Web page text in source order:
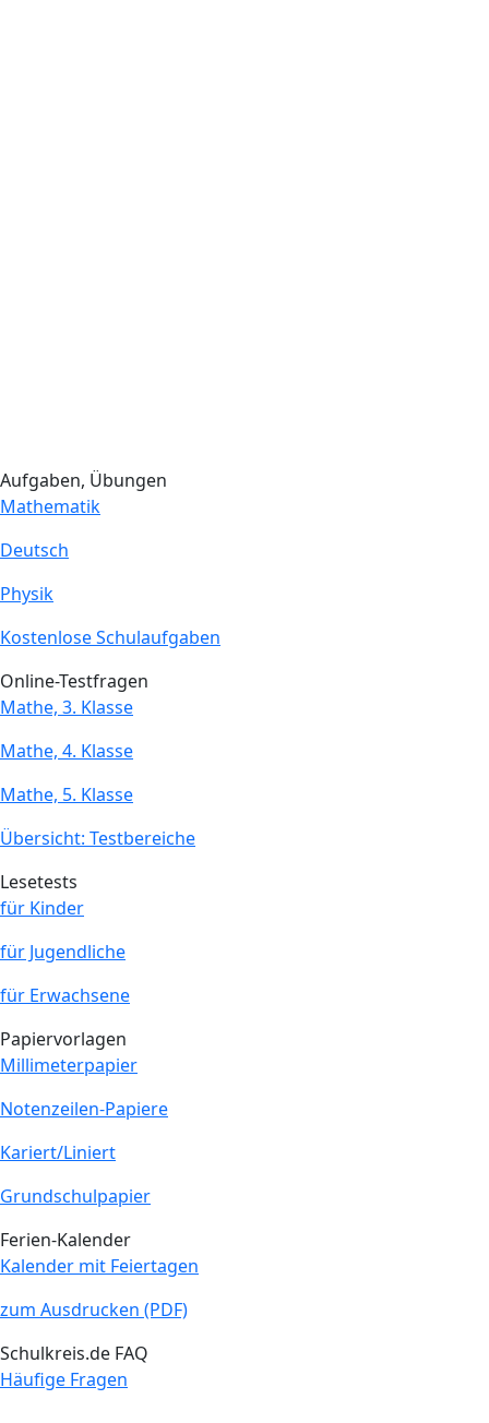
Aufgaben, Übungen
Mathematik
Deutsch
Physik
Kostenlose Schulaufgaben
Online-Testfragen
Mathe, 3. Klasse
Mathe, 4. Klasse
Mathe, 5. Klasse
Übersicht: Testbereiche
Lesetests
für Kinder
für Jugendliche
für Erwachsene
Papiervorlagen
Millimeterpapier
Notenzeilen-Papiere
Kariert/Liniert
Grundschulpapier
Ferien-Kalender
Kalender mit Feiertagen
zum Ausdrucken (PDF)
Schulkreis.de FAQ
Häufige Fragen